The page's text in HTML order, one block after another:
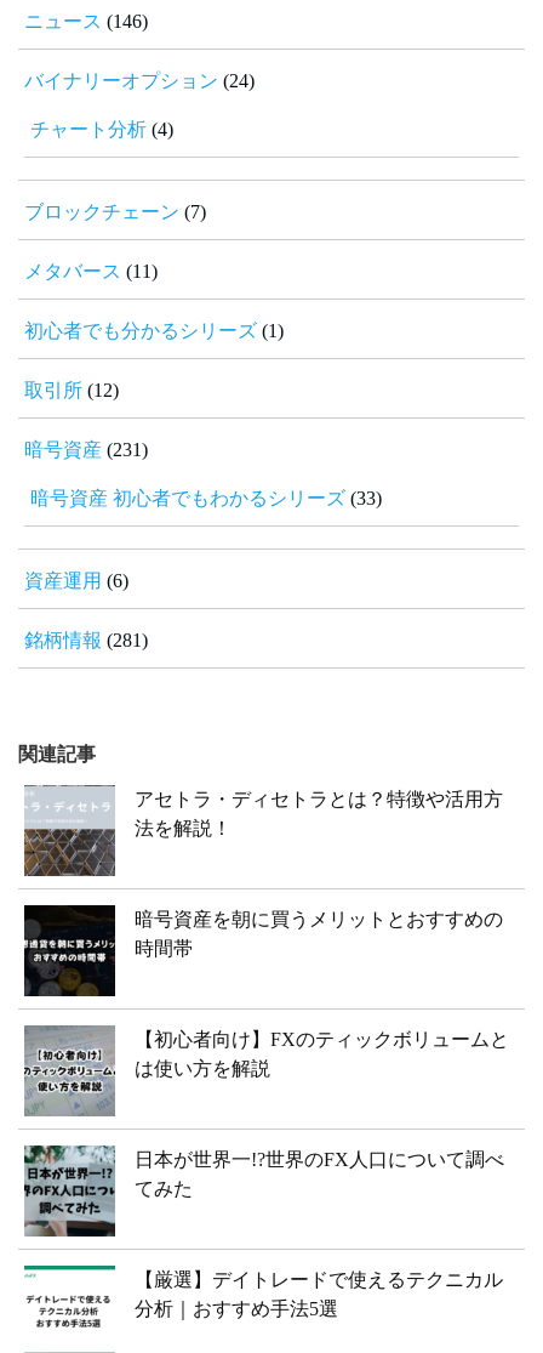
ニュース (146)
バイナリーオプション (24)
チャート分析 (4)
ブロックチェーン (7)
メタバース (11)
初心者でも分かるシリーズ (1)
取引所 (12)
暗号資産 (231)
暗号資産 初心者でもわかるシリーズ (33)
資産運用 (6)
銘柄情報 (281)
関連記事
アセトラ・ディセトラとは？特徴や活用方
法を解説！
暗号資産を朝に買うメリットとおすすめの
時間帯
【初心者向け】FXのティックボリュームと
は使い方を解説
日本が世界一!?世界のFX人口について調べ
てみた
【厳選】デイトレードで使えるテクニカル
分析｜おすすめ手法5選